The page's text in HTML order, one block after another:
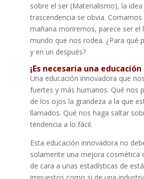
sobre el ser (Materialismo), la idea
trascendencia se obvia.
mañana moriremos, parece ser el
mundo que nos rodea. ¿Para qué
y en un después?
¡Es necesaria una
Una educación innovadora que
fuertes y más humanos. Qué nos
de los ojos la grandeza a la que
llamados. Qué nos haga saltar
tendencia a lo fácil.
Esta educación innovadora no
solamente una mejora cosmética
de cara a unas estadísticas de